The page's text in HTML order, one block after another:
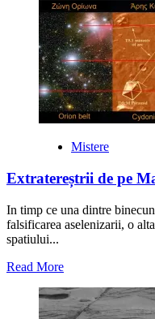
about
Dovezi
în
favoarea
Pământului
plat
Mistere
Extratereștrii de pe
In timp ce una dintre
falsificarea aselenizarii, o
spatiului...
Read MoreRead
about
Extratereștrii